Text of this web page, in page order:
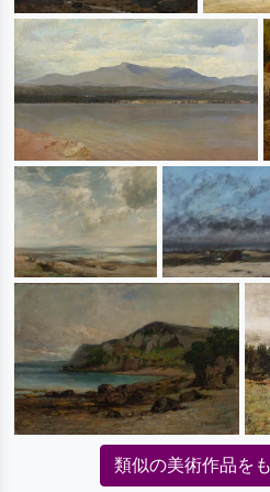
類似の美術作品を